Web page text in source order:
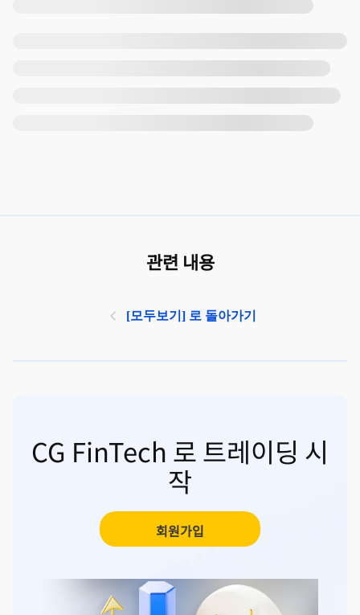
관련 내용
[모두보기] 로 돌아가기
CG FinTech 로 트레이딩 시
작
회원가입